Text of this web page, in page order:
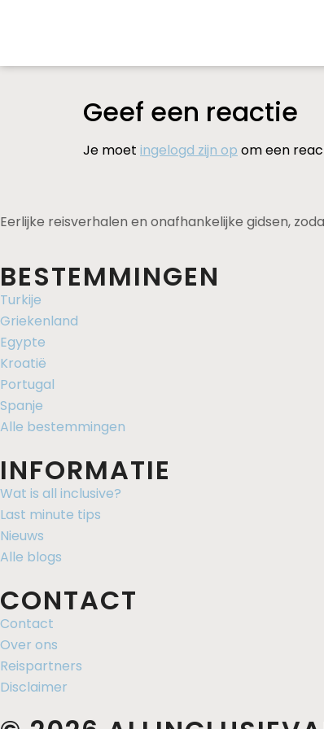
Geef een reactie
Je moet ingelogd zijn op om een
Eerlijke reisverhalen en onafhankelijke gidsen,
BESTEMMINGEN
Turkije
Griekenland
Egypte
Kroatië
Portugal
Spanje
Alle bestemmingen
INFORMATIE
Wat is all inclusive?
Last minute tips
Nieuws
Alle blogs
CONTACT
Contact
Over ons
Reispartners
Disclaimer